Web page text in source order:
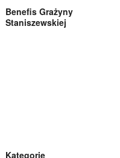
Benefis Grażyny
Staniszewskiej
Kategorie